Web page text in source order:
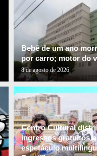
Bebê de um ano
por carro; motor do
8 de agosto de 2026
Centro Cultural
ingressos gratuitos
espetáculo